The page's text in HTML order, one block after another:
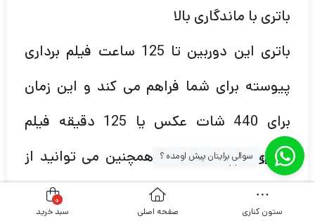
باتری با ماندگاری بالا
باتری این دوربین تا 125 ساعت فیلم برداری
پیوسته برای شما فراهم می کند و این زمان
برای 440 شات عکس یا 125 دقیقه فیلم
برداری مناسب است و همچنین می توانید از
طریق USB-C به گوشی هوشمند خود وصل
[whatsapp_buttons] سوالی برایتان پیش اومده ؟
ستون کناری صفحه اصلی
0
سبد خرید